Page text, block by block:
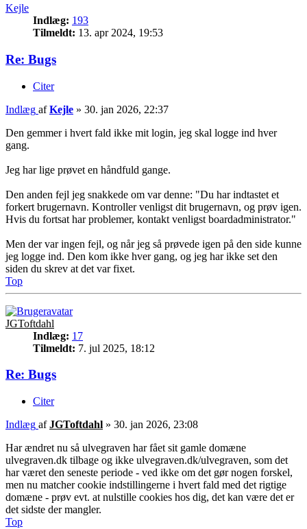
Kejle
Indlæg: 193
Tilmeldt: 13. apr 2024, 19:53
Re: Bugs
Citer
Indlæg afKejle » 30. jan 2026, 22:37
Den gemmer i hvert fald ikke mit login, jeg skal logge ind hver
gang.
Jeg har lige prøvet en håndfuld gange.
Den anden fejl jeg snakkede om var denne: "Du har indtastet et
forkert brugernavn. Kontroller venligst dit brugernavn, og prøv igen.
Hvis du fortsat har problemer, kontakt venligst boardadministrator."
Men der var ingen fejl, og når jeg så prøvede igen på den side kunne
jeg logge ind. Den kom ikke hver gang, og jeg har ikke set den
siden du skrev at det var fixet.
Top
JGToftdahl
Indlæg: 17
Tilmeldt: 7. jul 2025, 18:12
Re: Bugs
Citer
Indlæg afJGToftdahl » 30. jan 2026, 23:08
Har ændret nu så ulvegraven har fået sit gamle domæne
ulvegraven.dk tilbage og ikke ulvegraven.dk/ulvegraven, som det
har været den seneste periode - ved ikke om det gør nogen forskel,
men nu matcher cookie indstillingerne i hvert fald med det rigtige
domæne - prøv evt. at nulstille cookies hos dig, det kan være det er
det sidste der mangler.
Top